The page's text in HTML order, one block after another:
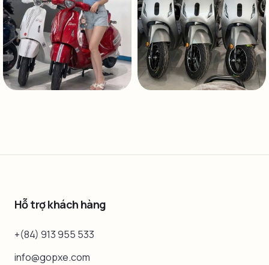
Hỗ trợ khách hàng
+(84) 913 955 533
info@gopxe.com